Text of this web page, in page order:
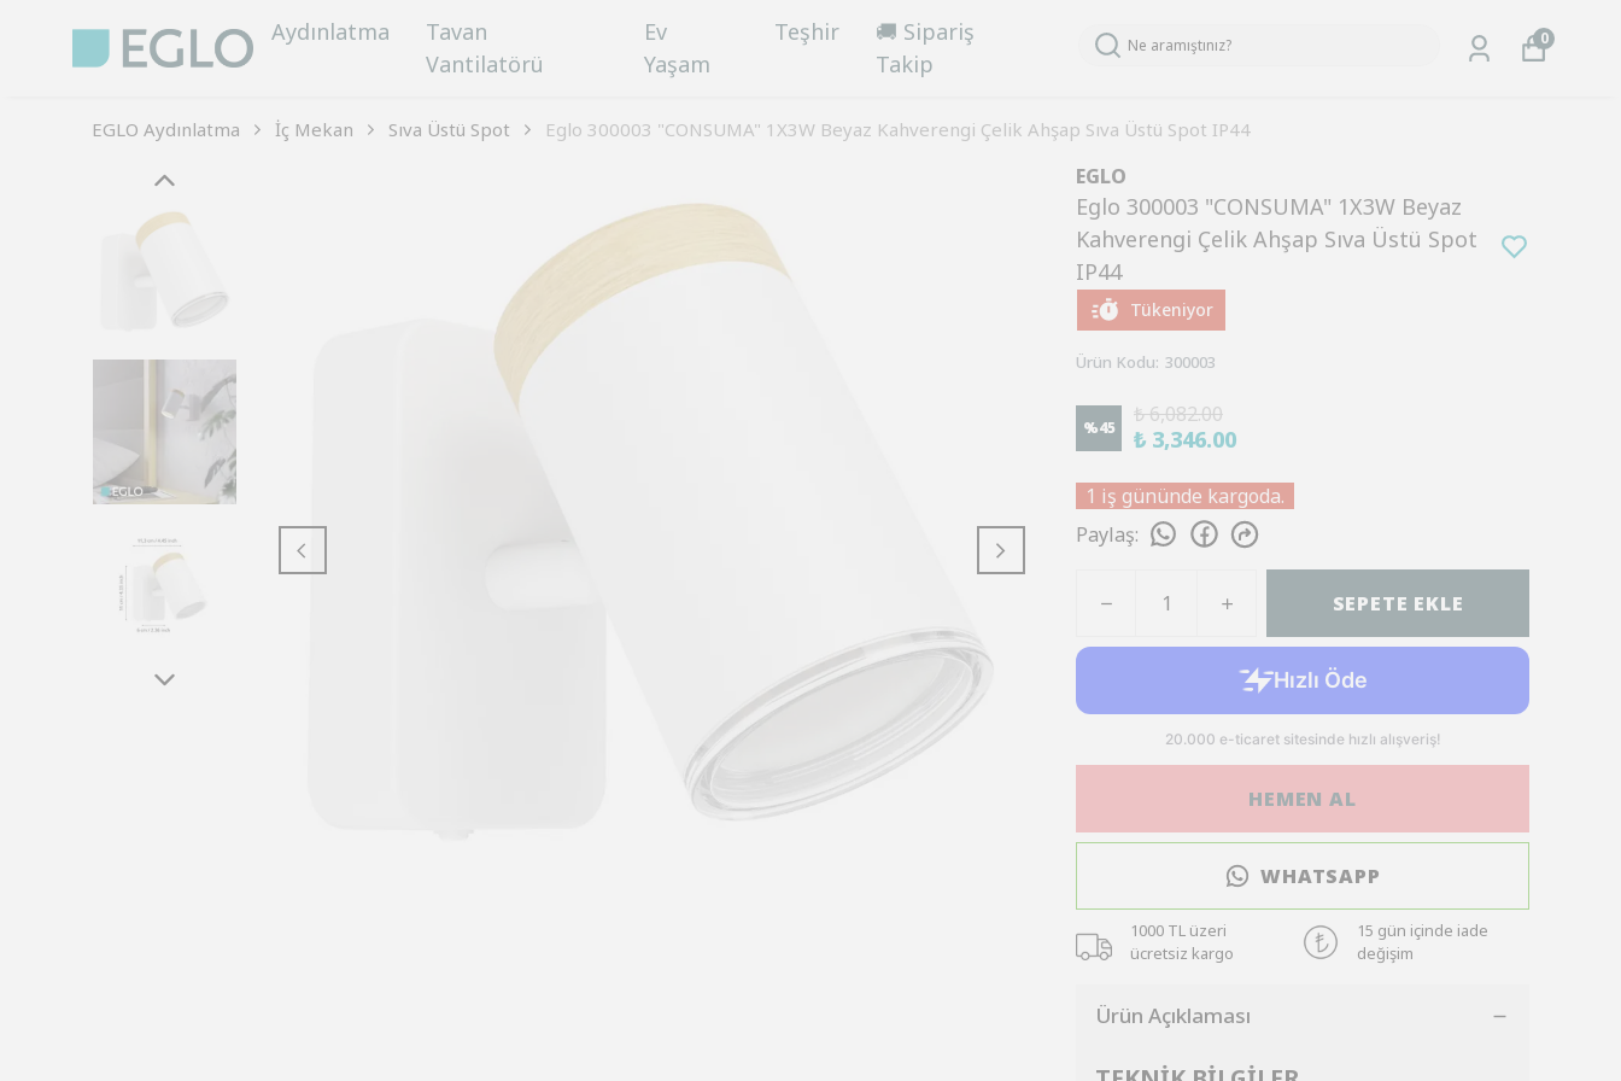
Aydınlatma
Tavan
Vantilatörü
Ev
Yaşam
Teşhir
🚚 Sipariş
Takip
0
EGLO Aydınlatma İç Mekan Sıva Üstü Spot Eglo 300003 "CONSUMA" 1X3W Beyaz Kahverengi Çelik Ahşap Sıva Üstü Spot IP44
EGLO
Eglo 300003 "CONSUMA" 1X3W Beyaz
Kahverengi Çelik Ahşap Sıva Üstü Spot
IP44
Tükeniyor
Ürün Kodu: 300003
%45
₺ 6,082.00
₺ 3,346.00
1 iş gününde kargoda.
Paylaş:
SEPETE EKLE
HEMEN AL
WHATSAPP
1000 TL üzeri
ücretsiz kargo
15 gün içinde iade
değişim
Ürün Açıklaması